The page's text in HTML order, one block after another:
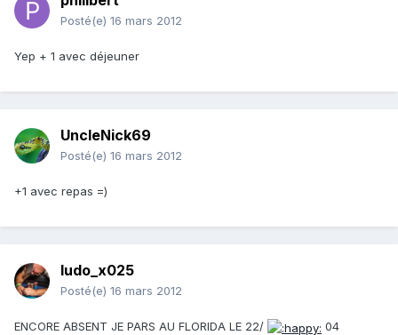
Posté(e) 16 mars 2012
Yep + 1 avec déjeuner
UncleNick69
Posté(e) 16 mars 2012
+1 avec repas =)
ludo_x025
Posté(e) 16 mars 2012
ENCORE ABSENT JE PARS AU FLORIDA LE 22/ 04